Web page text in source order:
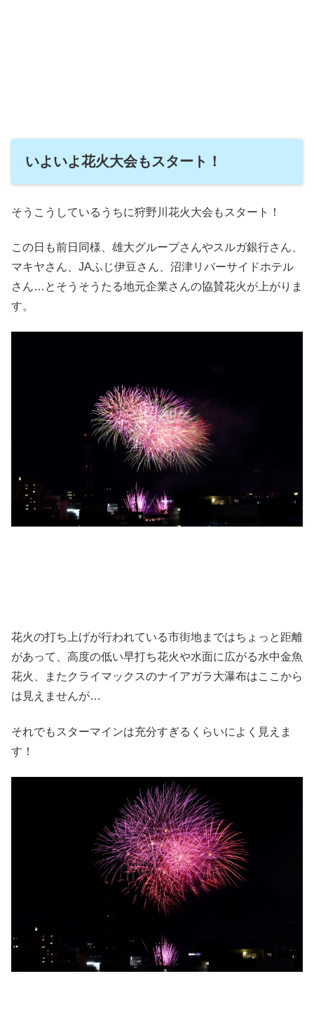
いよいよ花火大会もスタート！
そうこうしているうちに狩野川花火大会もスタート！
この日も前日同様、雄大グループさんやスルガ銀行さん、
マキヤさん、JAふじ伊豆さん、沼津リバーサイドホテル
さん…とそうそうたる地元企業さんの協賛花火が上がりま
す。
花火の打ち上げが行われている市街地まではちょっと距離
があって、高度の低い早打ち花火や水面に広がる水中金魚
花火、またクライマックスのナイアガラ大瀑布はここから
は見えませんが…
それでもスターマインは充分すぎるくらいによく見えま
す！